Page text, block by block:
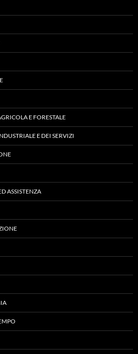
E FORESTALE
E DEI SERVIZI
ASSISTENZA